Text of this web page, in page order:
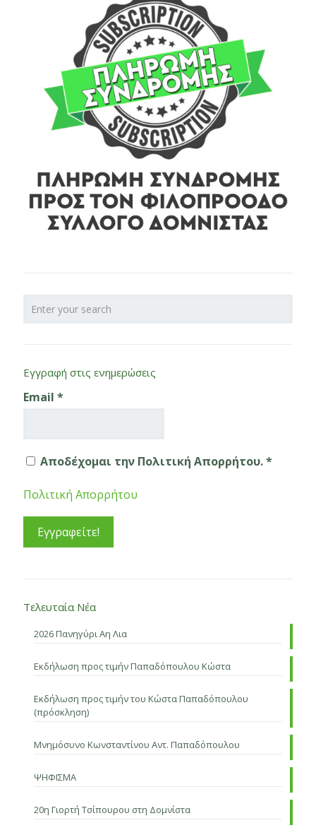
Εγγραφή στις ενημερώσεις
Email *
Αποδέχομαι την Πολιτική Απορρήτου. *
Πολιτική Απορρήτου
Τελευταία Νέα
2026 Πανηγύρι Αη Λια
Εκδήλωση προς τιμήν Παπαδόπουλου Κώστα
Εκδήλωση προς τιμήν του Κώστα Παπαδόπουλου
(πρόσκληση)
Μνημόσυνο Κωνσταντίνου Αντ. Παπαδόπουλου
ΨΗΦΙΣΜΑ
20η Γιορτή Τσίπουρου στη Δομνίστα